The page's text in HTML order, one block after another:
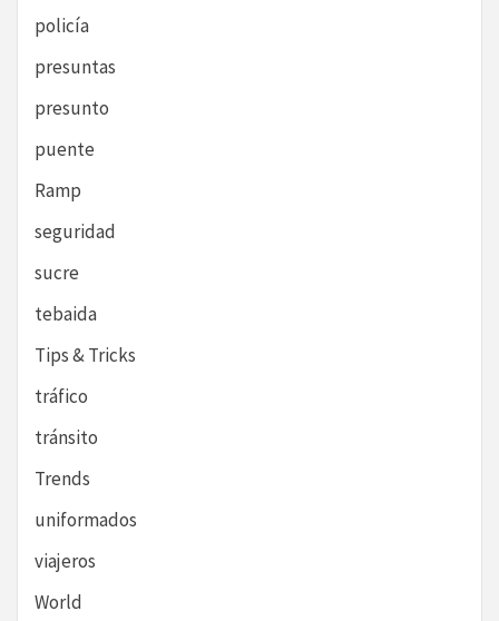
policía
presuntas
presunto
puente
Ramp
seguridad
sucre
tebaida
Tips & Tricks
tráfico
tránsito
Trends
uniformados
viajeros
World